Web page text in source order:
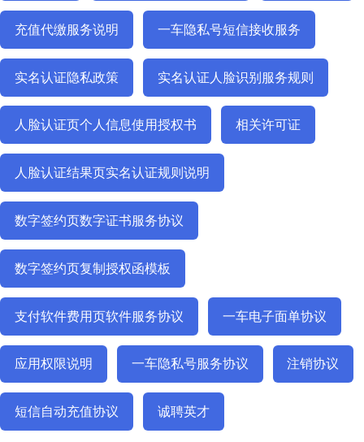
充值代缴服务说明 一车隐私号短信接收服务
实名认证隐私政策 实名认证人脸识别服务规则
人脸认证页个人信息使用授权书 相关许可证
人脸认证结果页实名认证规则说明
数字签约页数字证书服务协议
数字签约页复制授权函模板
支付软件费用页软件服务协议 一车电子面单协议
应用权限说明 一车隐私号服务协议 注销协议
短信自动充值协议 诚聘英才